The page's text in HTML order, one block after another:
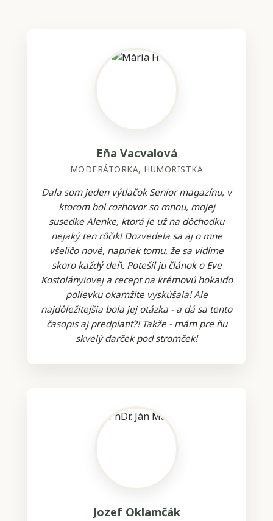
Eňa Vacvalová
MODERÁTORKA, HUMORISTKA
Dala som jeden výtlačok Senior magazínu, v
ktorom bol rozhovor so mnou, mojej
susedke Alenke, ktorá je už na dôchodku
nejaký ten rôčik! Dozvedela sa aj o mne
všeličo nové, napriek tomu, že sa vidíme
skoro každý deň. Potešil ju článok o Eve
Kostolányiovej a recept na krémovú hokaido
polievku okamžite vyskúšala! Ale
najdôležitejšia bola jej otázka - a dá sa tento
časopis aj predplatiť?! Takže - mám pre ňu
skvelý darček pod stromček!
Jozef Oklamčák